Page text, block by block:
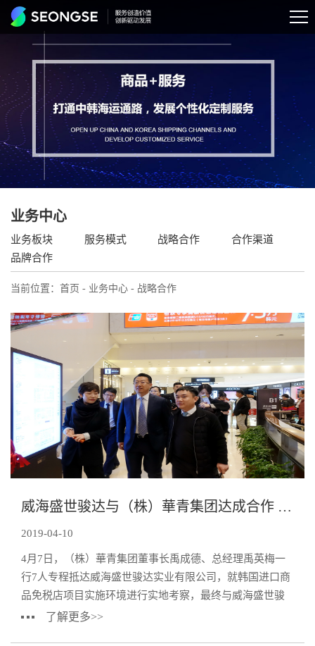
业务中心
业务板块 服务模式 战略合作
合作渠道
品牌合作
当前位置： 首页 - 业务中心 - 战略合作
威海盛世骏达与（株）華青集团达成合作 首家进口商品免税店落户
2019-04-10
4月7日，（株）華青集团董事长禹成德、总经理禹英梅一
行7人专程抵达威海盛世骏达实业有限公司，就韩国进口商
品免税店项目实施环境进行实地考察，最终与威海盛世骏
达达成战略合作意向，议定由（株）華青集团和威海
了解更多>>